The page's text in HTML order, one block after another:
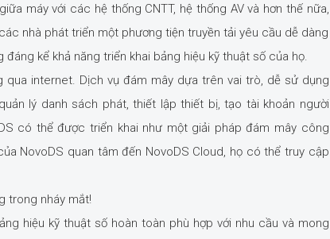
máy với các hệ thống CNTT, hệ thống AV và hơn thế nữa,
nhà phát triển một phương tiện truyền tải yêu cầu dễ dàng
kể khả năng triển khai bảng hiệu kỹ thuật số của họ.
internet. Dịch vụ đám mây dựa trên vai trò, dễ sử dụng
lý danh sách phát, thiết lập thiết bị, tạo tài khoản người
có thể được triển khai như một giải pháp đám mây công
NovoDS quan tâm đến NovoDS Cloud, họ có thể truy cập
trong nháy mắt!
hiệu kỹ thuật số hoàn toàn phù hợp với nhu cầu và mong